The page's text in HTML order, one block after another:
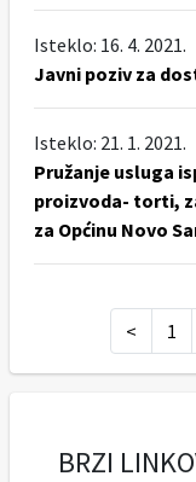
Isteklo: 16. 4. 2021.
Javni poziv za
Isteklo: 21. 1. 2021.
Pružanje usluga
proizvoda- torti,
za Općinu Novo
< 1
BRZI